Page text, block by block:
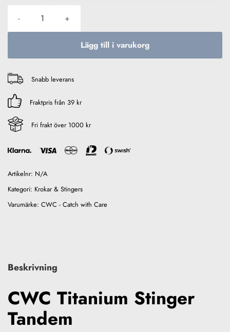
Lägg till i varukorg
Snabb leverans
Fraktpris från 39 kr
Fri frakt över 1000 kr
Artikelnr: N/A
Kategori: Krokar & Stingers
Varumärke: CWC - Catch with Care
Beskrivning
CWC Titanium Stinger
Tandem